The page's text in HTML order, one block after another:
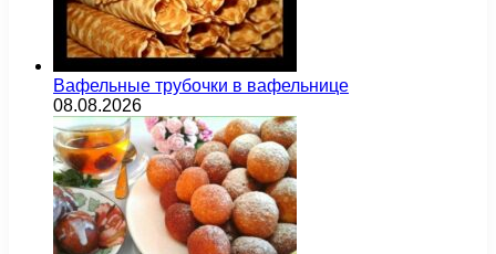
Вафельные трубочки в вафельнице
08.08.2026